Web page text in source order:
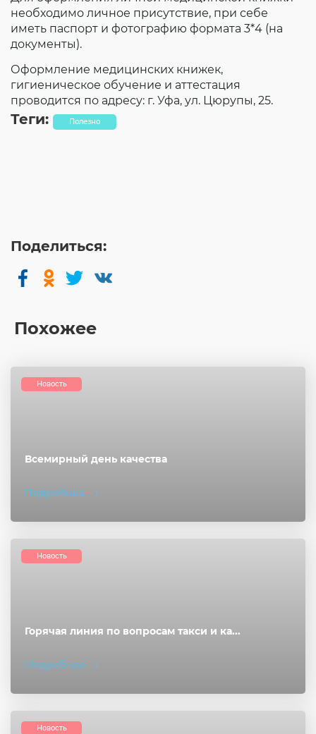
необходимо личное присутствие, при себе
иметь паспорт и фотографию формата 3*4 (на
документы).
Оформление медицинских книжек,
гигиеническое обучение и аттестация
проводится по адресу: г. Уфа, ул. Цюрупы, 25.
Теги: Полезно
Поделиться:
Похожее
Всемирный день качества
Подробнее
Новость
Горячая линия по вопросам такси и ка...
Подробнее
Новость
Новость